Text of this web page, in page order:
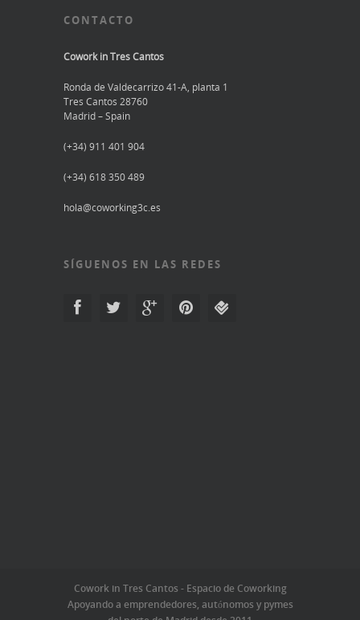
CONTACTO
Cowork in Tres Cantos
Ronda de Valdecarrizo 41-A, planta 1
Tres Cantos 28760
Madrid – Spain
(+34) 911 401 904
(+34) 618 350 489
hola@coworking3c.es
SÍGUENOS EN LAS REDES
Cowork in Tres Cantos - Espacio de Coworking
Apoyando a emprendedores, autónomos y pymes